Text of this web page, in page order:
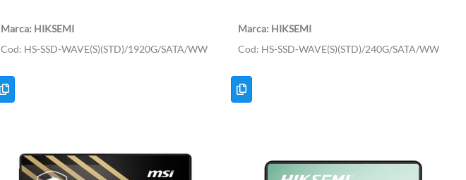
HIKSEMI
HS-SSD-WAVE(S)(STD)/1920G/SATA/WW
HIKSEMI
HS-SSD-WAVE(S)(STD)/240G/SATA/WW